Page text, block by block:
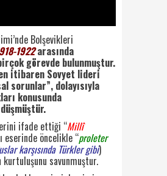
Bolşevikleri
1922arasında
görevde bulunmuştur.
itibaren Sovyet lideri
sorunlar”, dolayısıyla
konusunda
ifade ettiği “Millî
eserinde öncelikle “proleter
karşısında Türkler gibi)
kurtuluşunu savunmuştur.